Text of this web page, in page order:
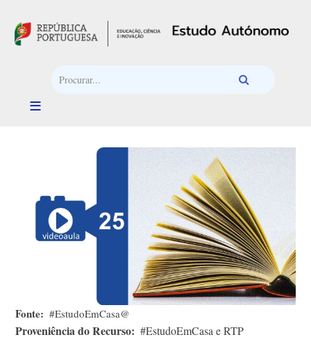
Fonte #EstudoEmCasa@
Proveniência do Recurso #EstudoEmCasa e RTP